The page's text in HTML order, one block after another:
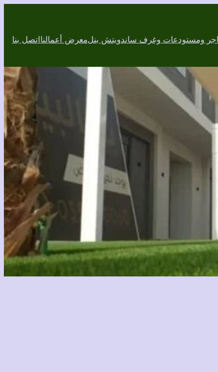
ومستودعات وغرف ساندويتش بنلمعرض أعمالنااتصل بنا